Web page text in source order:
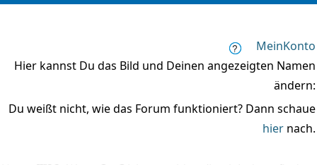
MeinKonto
Hier kannst Du das Bild und Deinen angezeigten Namen
ändern:
Du weißt nicht, wie das Forum funktioniert? Dann schaue
hier nach.